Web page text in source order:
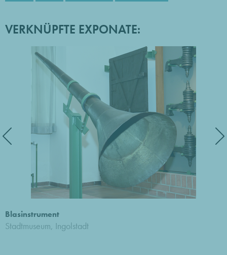
VERKNÜPFTE EXPONATE:
Blasinstrument
Stadtmuseum, Ingolstadt